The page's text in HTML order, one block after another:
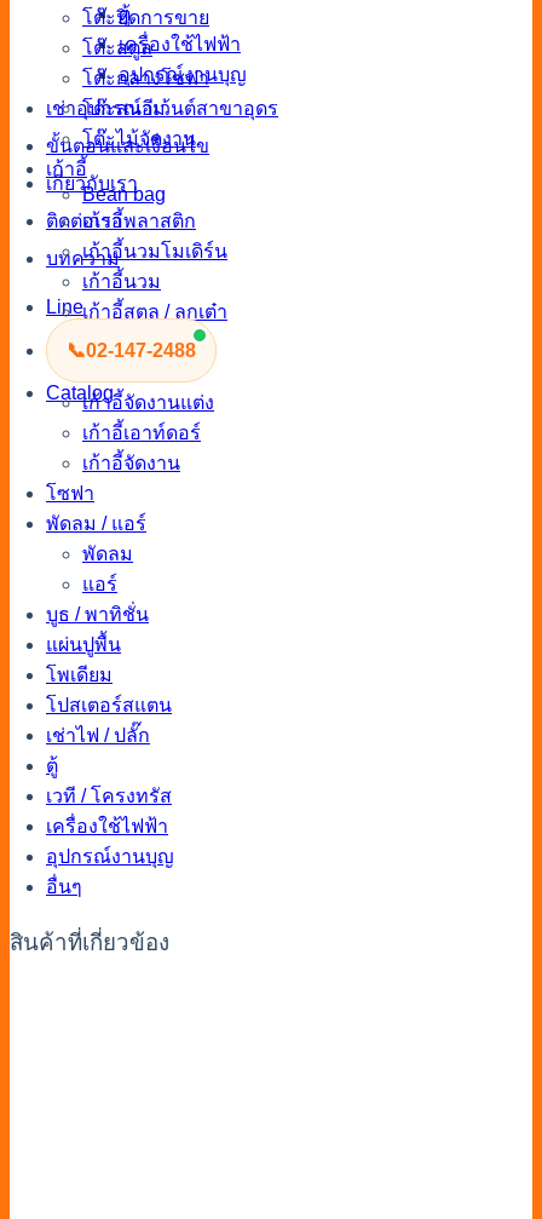
ตู้
เครื่องใช้ไฟฟ้า
อุปกรณ์งานบุญ
เช่าอุปกรณ์อีเว้นต์สาขาอุดร
ขั้นตอนและเงื่อนไข
เกี่ยวกับเรา
ติดต่อเรา
บทความ
Line
📞02-147-2488
Catalog
โต๊ะปิดการขาย
โต๊ะสตูล
โต๊ะกลางโซฟา
โต๊ะสนาม
โต๊ะไม้จัดงาน
เก้าอี้
Bean bag
เก้าอี้พลาสติก
เก้าอี้นวมโมเดิร์น
เก้าอี้นวม
เก้าอี้สตูล / ลูกเต๋า
เก้าอี้สตูลบาร์
เก้าอี้จัดงานแต่ง
เก้าอี้เอาท์ดอร์
เก้าอี้จัดงาน
โซฟา
พัดลม / แอร์
พัดลม
แอร์
บูธ / พาทิชั่น
แผ่นปูพื้น
โพเดียม
โปสเตอร์สแตน
เช่าไฟ / ปลั๊ก
ตู้
เวที / โครงทรัส
เครื่องใช้ไฟฟ้า
อุปกรณ์งานบุญ
อื่นๆ
สินค้าที่เกี่ยวข้อง